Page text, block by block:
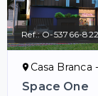
Ref.:O-53766-
Casa
Space One